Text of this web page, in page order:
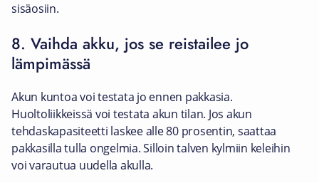
sisäosiin.
8. Vaihda akku, jos se reistailee jo
lämpimässä
Akun kuntoa voi testata jo ennen pakkasia.
Huoltoliikkeissä voi testata akun tilan. Jos akun
tehdaskapasiteetti laskee alle 80 prosentin, saattaa
pakkasilla tulla ongelmia. Silloin talven kylmiin keleihin
voi varautua uudella akulla.